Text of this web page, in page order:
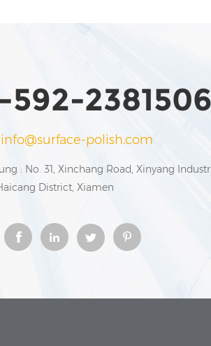
592-
polish.com
: No. 31, Xinchang Road, Xinyang
District, Xiamen